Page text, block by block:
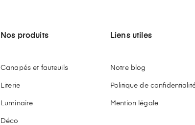
Nos produits
Canapés et fauteuils
Literie
Luminaire
Déco
Liens utiles
Notre blog
Politique de
Mention légale